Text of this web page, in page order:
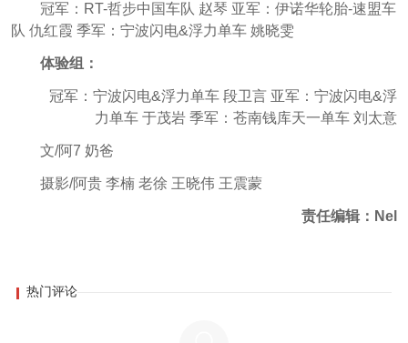
冠军：RT-哲步中国车队 赵琴 亚军：伊诺华轮胎-速盟车
队 仇红霞 季军：宁波闪电&浮力单车 姚晓雯
体验组：
冠军：宁波闪电&浮力单车 段卫言 亚军：宁波闪电&浮
力单车 于茂岩 季军：苍南钱库天一单车 刘太意
文/阿7 奶爸
摄影/阿贵 李楠 老徐 王晓伟 王震蒙
责任编辑：Nel
热门评论